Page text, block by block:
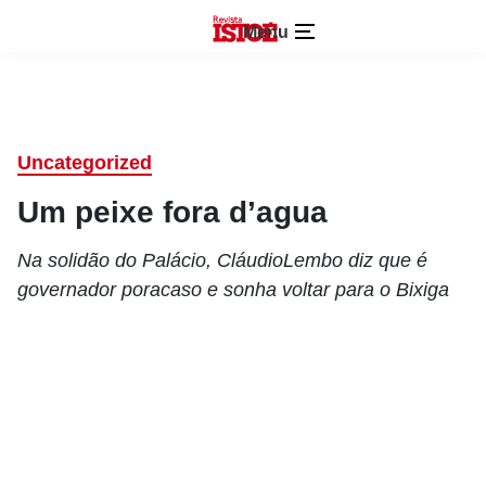
Menu
Uncategorized
Um peixe fora d’agua
Na solidão do Palácio, CláudioLembo diz que é
governador poracaso e sonha voltar para o Bixiga